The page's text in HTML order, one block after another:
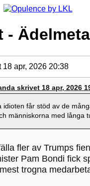
-
18 apr, 2026 20:38
skrivet 18 apr, 2026
idioten får stöd av de
människorna med långa
fler av Trumps
Pam Bondi fick
trogna